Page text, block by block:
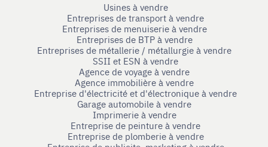
Usines à vendre
Entreprises de transport à vendre
Entreprises de menuiserie à vendre
Entreprises de BTP à vendre
Entreprises de métallerie / métallurgie à vendre
SSII et ESN à vendre
Agence de voyage à vendre
Agence immobilière à vendre
Entreprise d'électricité et d'électronique à vendre
Garage automobile à vendre
Imprimerie à vendre
Entreprise de peinture à vendre
Entreprise de plomberie à vendre